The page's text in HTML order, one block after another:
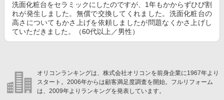
洗面化粧台をセラミックにしたのですが、1年もかからずひび割
れが発生しました。無償で交換してくれました。洗面化粧台の
高さについてもかさ上げを依頼しましたが問題なくかさ上げし
ていただきました。（60代以上／男性）
オリコンランキングは、株式会社オリコンを前身企業に1967年より
スタート。2006年からは顧客満足度調査を開始。フルリフォーム
は、2009年よりランキングを発表しています。